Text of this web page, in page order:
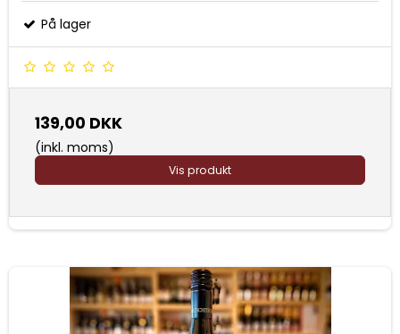
På lager
139,00 DKK
(inkl. moms)
Vis produkt